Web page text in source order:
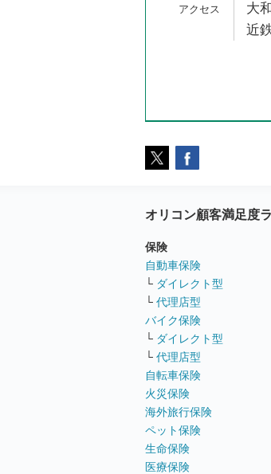
大
近
オリコン顧客満足度
保険
自動車保険
└ ダイレクト型
└ 代理店型
バイク保険
└ ダイレクト型
└ 代理店型
自転車保険
火災保険
海外旅行保険
ペット保険
生命保険
医療保険